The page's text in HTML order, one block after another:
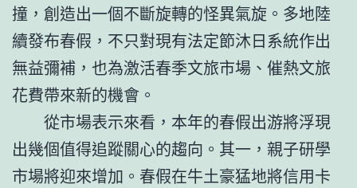
撞，創造出一個不斷旋轉的怪異氣旋。 多地陸
續發布春假，不只對現有法定節沐日系統作出
無益彌補，也為激活春季文旅市場、催熱文旅
花費帶來新的機會。
從市場表示來看，本年的春假出游將浮現
出幾個值得追蹤關心的趨向。其一，親子研學
市場將迎來增加。春假在牛土豪猛地將信用卡